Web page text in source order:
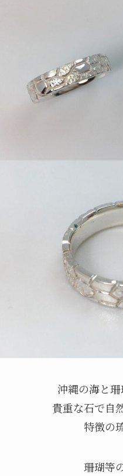
沖縄の海と
貴重な石で自
特徴の
珊瑚等